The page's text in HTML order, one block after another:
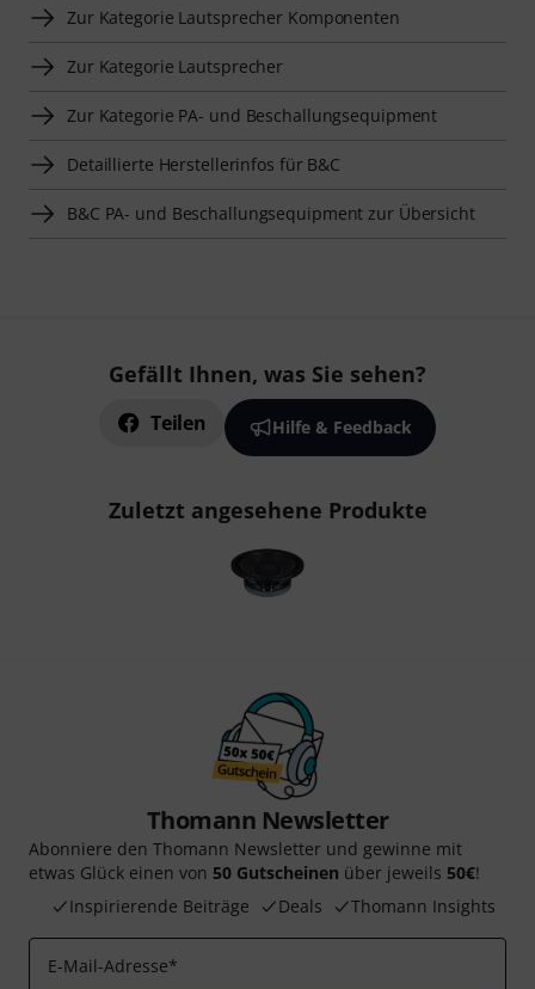
Zur Kategorie Lautsprecher Komponenten
Zur Kategorie Lautsprecher
Zur Kategorie PA- und Beschallungsequipment
Detaillierte Herstellerinfos für B&C
B&C PA- und Beschallungsequipment zur Übersicht
Gefällt Ihnen, was Sie sehen?
Teilen Hilfe & Feedback
Zuletzt angesehene Produkte
Thomann Newsletter
Abonniere den Thomann Newsletter und gewinne mit
etwas Glück einen von 50 Gutscheinen über jeweils 50€!
Inspirierende Beiträge
Deals Thomann Insights
E-Mail-Adresse*